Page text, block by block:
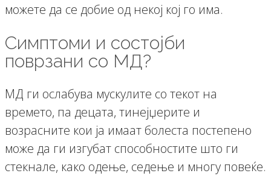
можете да се добие од некој кој го има.
Симптоми и состојби
поврзани со МД?
МД ги ослабува мускулите со текот на
времето, па децата, тинејџерите и
возрасните кои ја имаат болеста постепено
може да ги изгубат способностите што ги
стекнале, како одење, седење и многу повеќе.